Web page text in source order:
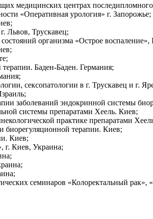
медицинских центрах последипломного
«Оперативная урология» г. Запорожье;
Львов, Трускавец;
организма «Острое
Баден-Баден. Германия;
сексопатологии в г. Трускавец и г.
заболеваний эндокринной системы
системы препаратами Хеель. Киев;
практике препаратами
биорегуляционной терапии. Киев;
Киев;
г. Киев, Украина;
семинаров «Колоректальный